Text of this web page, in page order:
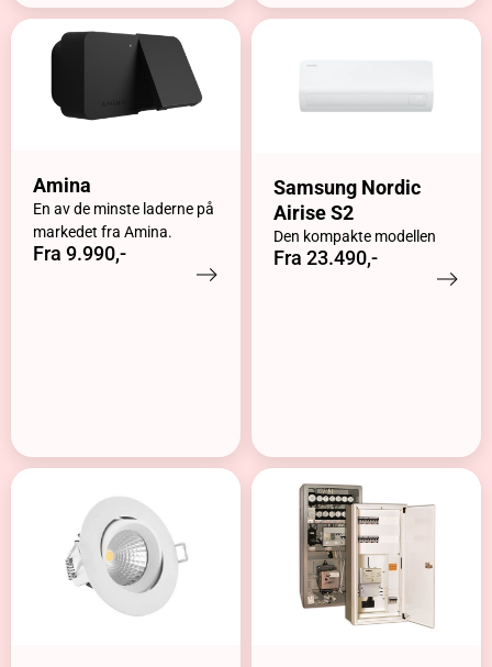
Amina
En av de minste laderne på
markedet fra Amina.
Fra 9.990,-
Samsung Nordic
Airise S2
Den kompakte modellen
Fra 23.490,-